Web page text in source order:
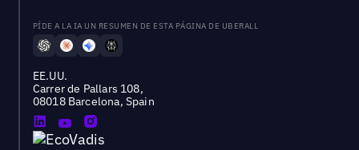
PÍDE A LA IA UN RESUMEN DE ESTA PÁGINA DE UBERALL
EE.UU.
Carrer de Pallars 108,
08018 Barcelona, Spain